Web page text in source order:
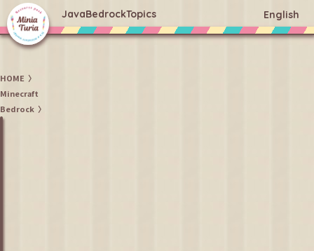
JavaBedrockTopics English
HOME
Minecraft
Bedrock